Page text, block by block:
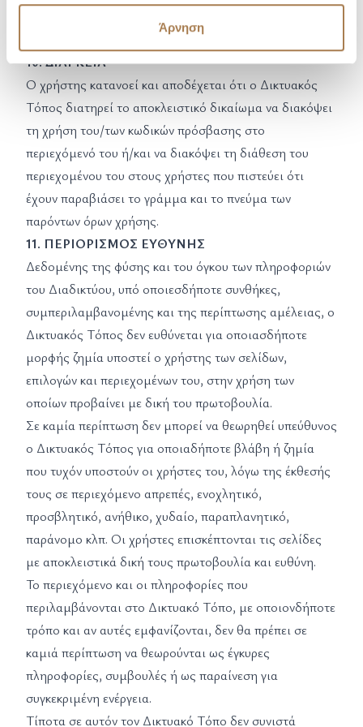
Άρνηση
προειδοποίηση προς τους χρήστες.
10. ΔΙΑΡΚΕΙΑ
Ο χρήστης κατανοεί και αποδέχεται ότι ο Δικτυακός
Τόπος διατηρεί το αποκλειστικό δικαίωμα να διακόψει
τη χρήση του/των κωδικών πρόσβασης στο
περιεχόμενό του ή/και να διακόψει τη διάθεση του
περιεχομένου του στους χρήστες που πιστεύει ότι
έχουν παραβιάσει το γράμμα και το πνεύμα των
παρόντων όρων χρήσης.
11. ΠΕΡΙΟΡΙΣΜΟΣ ΕΥΘΥΝΗΣ
Δεδομένης της φύσης και του όγκου των πληροφοριών
του Διαδικτύου, υπό οποιεσδήποτε συνθήκες,
συμπεριλαμβανομένης και της περίπτωσης αμέλειας, ο
Δικτυακός Τόπος δεν ευθύνεται για οποιασδήποτε
μορφής ζημία υποστεί ο χρήστης των σελίδων,
επιλογών και περιεχομένων του, στην χρήση των
οποίων προβαίνει με δική του πρωτοβουλία.
Σε καμία περίπτωση δεν μπορεί να θεωρηθεί υπεύθυνος
ο Δικτυακός Τόπος για οποιαδήποτε βλάβη ή ζημία
που τυχόν υποστούν οι χρήστες του, λόγω της έκθεσής
τους σε περιεχόμενο απρεπές, ενοχλητικό,
προσβλητικό, ανήθικο, χυδαίο, παραπλανητικό,
παράνομο κλπ. Οι χρήστες επισκέπτονται τις σελίδες
με αποκλειστικά δική τους πρωτοβουλία και ευθύνη.
Το περιεχόμενο και οι πληροφορίες που
περιλαμβάνονται στο Δικτυακό Τόπο, με οποιονδήποτε
τρόπο και αν αυτές εμφανίζονται, δεν θα πρέπει σε
καμιά περίπτωση να θεωρούνται ως έγκυρες
πληροφορίες, συμβουλές ή ως παραίνεση για
συγκεκριμένη ενέργεια.
Τίποτα σε αυτόν τον Δικτυακό Τόπο δεν συνιστά